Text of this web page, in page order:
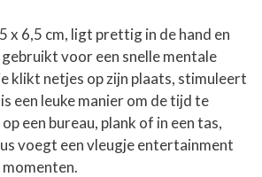
x 6,5 cm, ligt prettig in de hand en
voor een snelle mentale
klikt netjes op zijn plaats, stimuleert
een leuke manier om de tijd te
een bureau, plank of in een tas,
voegt een vleugje entertainment